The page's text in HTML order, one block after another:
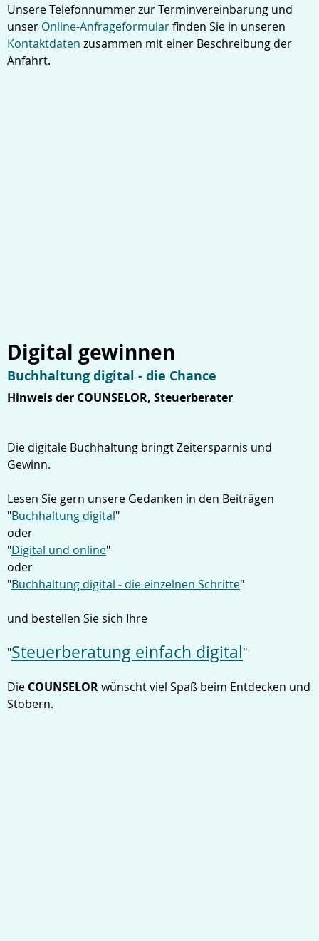
Unsere Telefonnummer zur Terminvereinbarung und
unser Online-Anfrageformularfinden Sie in unseren
Kontaktdaten zusammen mit einer Beschreibung der
Anfahrt.
Digital gewinnen
Buchhaltung digital - die Chance
Hinweis der COUNSELOR, Steuerberater
Die digitale Buchhaltung bringt Zeitersparnis und
Gewinn.
Lesen Sie gern unsere Gedanken in den Beiträgen
"Buchhaltung digital"
oder
"Digital und online"
oder
"Buchhaltung digital - die einzelnen Schritte"
und bestellen Sie sich Ihre
"Steuerberatung einfach digital"
Die COUNSELORwünscht viel Spaß beim Entdecken und
Stöbern.